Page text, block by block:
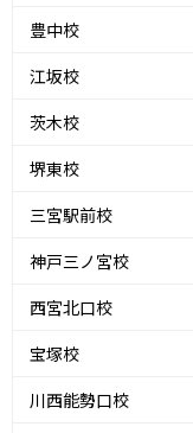
豊中校
江坂校
茨木校
堺東校
三宮駅前校
神戸三ノ宮校
西宮北口校
宝塚校
川西能勢口校